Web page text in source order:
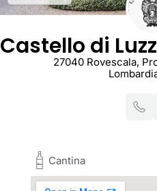
Castello di
27040 Rovescala,
Cantina